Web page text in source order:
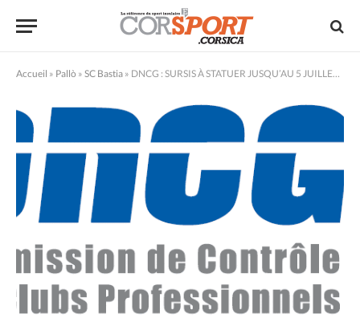
Accueil » Pallò » SC Bastia » DNCG : SURSIS À STATUER JUSQU’AU 5 JUILLET POUR LE SPORTING